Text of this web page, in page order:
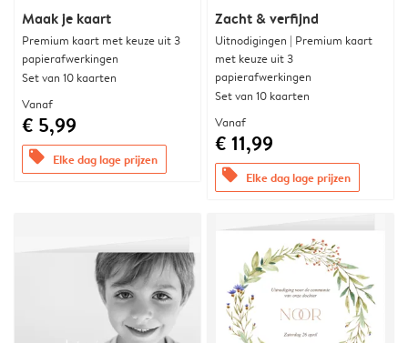
Maak je kaart
Premium kaart met keuze uit 3
papierafwerkingen
Set van 10 kaarten
Vanaf
€ 5,99
offers Elke dag lage prijzen
Zacht & verfijnd
Uitnodigingen | Premium kaart
met keuze uit 3
papierafwerkingen
Set van 10 kaarten
Vanaf
€ 11,99
offers Elke dag lage prijzen